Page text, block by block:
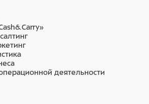
деятельности